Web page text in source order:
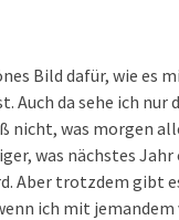
Bild dafür, wie es
Auch da sehe ich nur
nicht, was morgen
was nächstes Jahr
Aber trotzdem gibt
ich mit jemandem